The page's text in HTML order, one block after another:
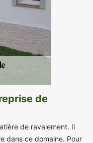
de
de ravalement. Il
dans ce domaine. Pour